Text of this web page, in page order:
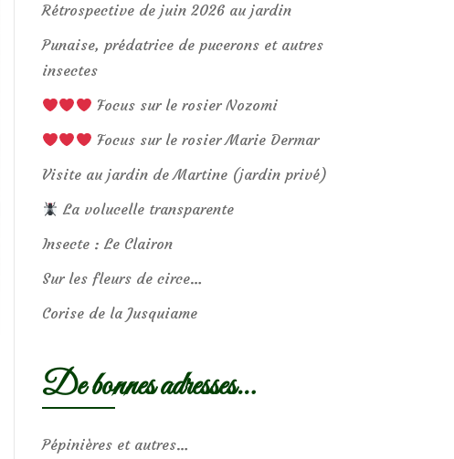
Rétrospective de juin 2026 au jardin
Punaise, prédatrice de pucerons et autres
insectes
Focus sur le rosier Nozomi
Focus sur le rosier Marie Dermar
Visite au jardin de Martine (jardin privé)
La volucelle transparente
Insecte : Le Clairon
Sur les fleurs de circe…
Corise de la Jusquiame
De bonnes adresses…
Pépinières et autres…